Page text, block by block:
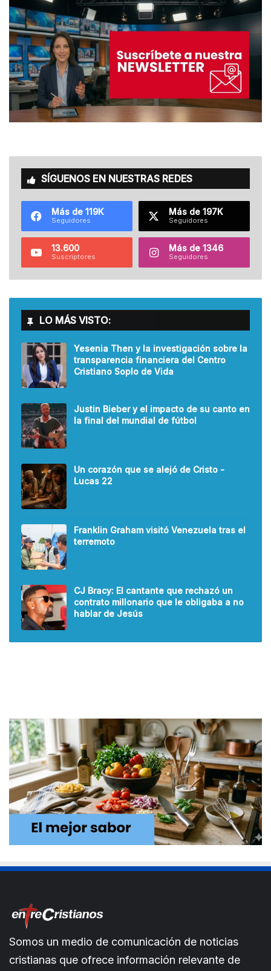
SÍGUENOS EN NUESTRAS REDES
Más de 119K
Seguidores
Más de 197K
Seguidores
13.600
Suscriptores
Más de 1346
Seguidores
LO MÁS VISTO:
Yesenia Then y la investigación sobre la
transparencia financiera del Centro
Cristiano Soplo de Vida
Justin Bieber y el impacto de su canto en
la final del mundial de fútbol
Un corazón que se alejó de Cristo -
Lucas 22
Franklin Graham visitó Venezuela tras el
terremoto
CJ Bracy: El cantante que rechazó un
contrato millonario que le obligaba a no
hablar de Jesús
Somos un medio de comunicación de noticias
cristianas que ofrece información relevante de